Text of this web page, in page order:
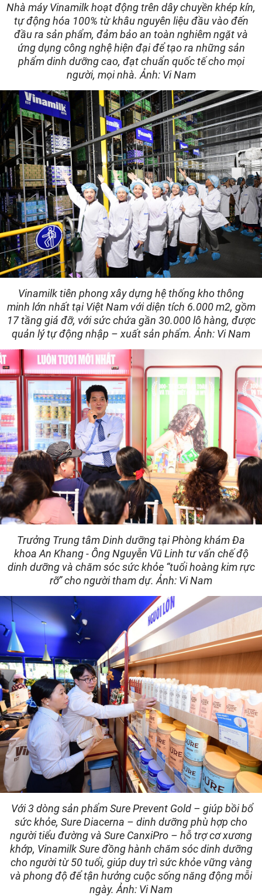
Nhà máy Vinamilk hoạt động trên dây chuyền khép kín,
tự động hóa 100% từ khâu nguyên liệu đầu vào đến
đầu ra sản phẩm, đảm bảo an toàn nghiêm ngặt và
ứng dụng công nghệ hiện đại để tạo ra những sản
phẩm dinh dưỡng cao, đạt chuẩn quốc tế cho mọi
người, mọi nhà. Ảnh: Vi Nam
Vinamilk tiên phong xây dựng hệ thống kho thông
minh lớn nhất tại Việt Nam với diện tích 6.000 m2, gồm
17 tầng giá đỡ, với sức chứa gần 30.000 lô hàng, được
quản lý tự động nhập – xuất sản phẩm. Ảnh: Vi Nam
Trưởng Trung tâm Dinh dưỡng tại Phòng khám Đa
khoa An Khang - Ông Nguyễn Vũ Linh tư vấn chế độ
dinh dưỡng và chăm sóc sức khỏe “tuổi hoàng kim rực
rỡ” cho người tham dự. Ảnh: Vi Nam
Với 3 dòng sản phẩm Sure Prevent Gold – giúp bồi bổ
sức khỏe, Sure Diacerna – dinh dưỡng phù hợp cho
người tiểu đường và Sure CanxiPro – hỗ trợ cơ xương
khớp, Vinamilk Sure đồng hành chăm sóc dinh dưỡng
cho người từ 50 tuổi, giúp duy trì sức khỏe vững vàng
và phong độ để tận hưởng cuộc sống năng động mỗi
ngày. Ảnh: Vi Nam